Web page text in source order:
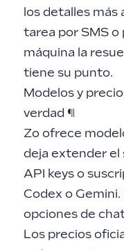
los detalles más
tarea por SMS o
máquina la
tiene su punto.
Modelos y
verdad ¶
Zo ofrece
deja extender el
API keys o
Codex o
opciones de
Los precios